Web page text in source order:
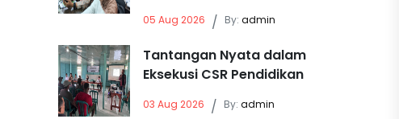
05 Aug 2026 / By: admin
Tantangan Nyata dalam
Eksekusi CSR Pendidikan
03 Aug 2026 / By: admin